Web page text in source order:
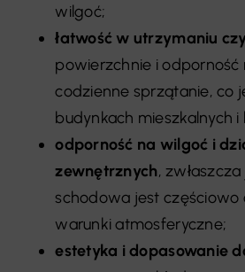
wilgoć;
łatwość w utrzymaniu
powierzchnie i odporność
codzienne sprzątanie, co
budynkach mieszkalnych i
odporność na wilgoć i
zewnętrznych,
schodowa jest
warunki atmosferyczne;
estetyka i dopasowanie